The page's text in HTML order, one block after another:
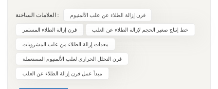
والمعالجة اللاحقة. وباعتبارها من أكثر مواد التغليف إعادة تدويرًا
على مستوى العالم، فإن نقاء علبة الألمنيوم بعد إزالة الطلاء يؤثر
بشكل مباشر على قيمتها في إعادة التدوير، مما يكشف عن صلة
وثيقة بين علم المواد والاقتصاد الدائري. 1. الأساس: تحدد المادة
الأساسية نقطة البدايةتبدأ رحلة الوصول إلى أعلى مستويات النقاء
من العلبة نفسها. أكثر من 95% من علب المشروبات المتوفرة في
العلامات الساخنة : فرن إزالة الطلاء عن علب الألمنيوم
فرن إزالة الطلاء المستمر خط إنتاج صغير الحجم لإزالة الطلاء عن العلب
معدات إزالة الطلاء من علب المشروبات
فرن التحلل الحراري لعلب الألمنيوم المستعملة
مبدأ عمل فرن إزالة الطلاء عن العلب